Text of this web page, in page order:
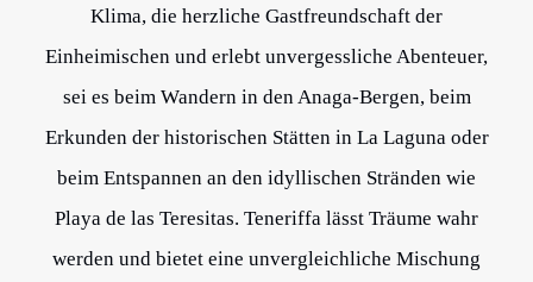
Klima, die herzliche Gastfreundschaft der
Einheimischen und erlebt unvergessliche Abenteuer,
sei es beim Wandern in den Anaga-Bergen, beim
Erkunden der historischen Stätten in La Laguna oder
beim Entspannen an den idyllischen Stränden wie
Playa de las Teresitas. Teneriffa lässt Träume wahr
werden und bietet eine unvergleichliche Mischung